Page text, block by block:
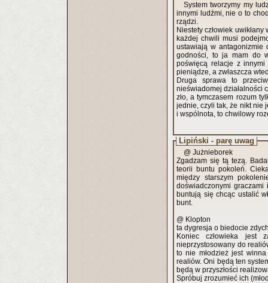
System tworzymy my
innymi ludźmi, nie o to
rządzi.
Niestety człowiek
każdej chwili musi
ustawiają w antagonizmie
godności, to ja mam do
poświęcą relacje z
pieniądze, a zwłaszcza
Druga sprawa to
nieświadomej działalności
zło, a tymczasem rozum
jednie, czyli tak, że nikt nie
i wspólnota, to chwilowy
Lipiński - parę uwag
@ Jużnieborek
Zgadzam się tą tezą.
teorii buntu pokoleń.
między starszym
doświadczonymi graczami
buntują się chcąc ustalić
bunt.
@ Klopton
ta dygresja o biedocie
Koniec człowieka jest
nieprzystosowany do
to nie młodzież jest
realiów. Oni będą ten
będą w przyszłości
Spróbuj zrozumieć ich